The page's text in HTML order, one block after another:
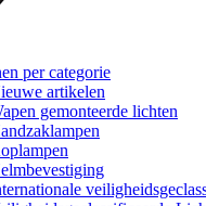
per categorie
artikelen
gemonteerde lichten